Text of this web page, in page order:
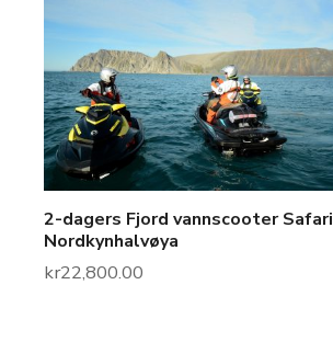
2-dagers Fjord vannscooter Safari
Nordkynhalvøya
kr22,800.00